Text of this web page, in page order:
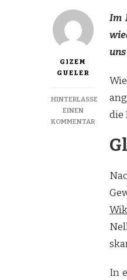
GIZEM
GUELER
HINTERLASSE
EINEN
KOMMENTARZU
Im
die
In